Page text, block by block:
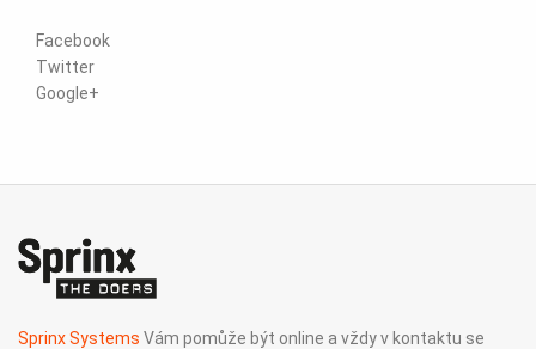
Facebook
Twitter
Google+
Sprinx Systems Vám pomůže být online a vždy v kontaktu se